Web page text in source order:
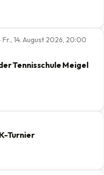
Fr., 14. August 2026, 20:00
Tennisschule Meigel
Turnier